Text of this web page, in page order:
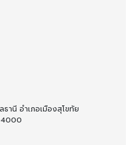
านี อำเภอเมืองสุโขทัย